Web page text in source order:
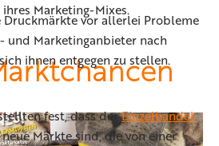
Marketing-Mixes.
Druckmärkte vor allerlei Probleme
und Marketinganbieter nach
ihnen entgegen zu stellen.
fest, dass derEinzelhandel
neue Märkte sind, die von einer